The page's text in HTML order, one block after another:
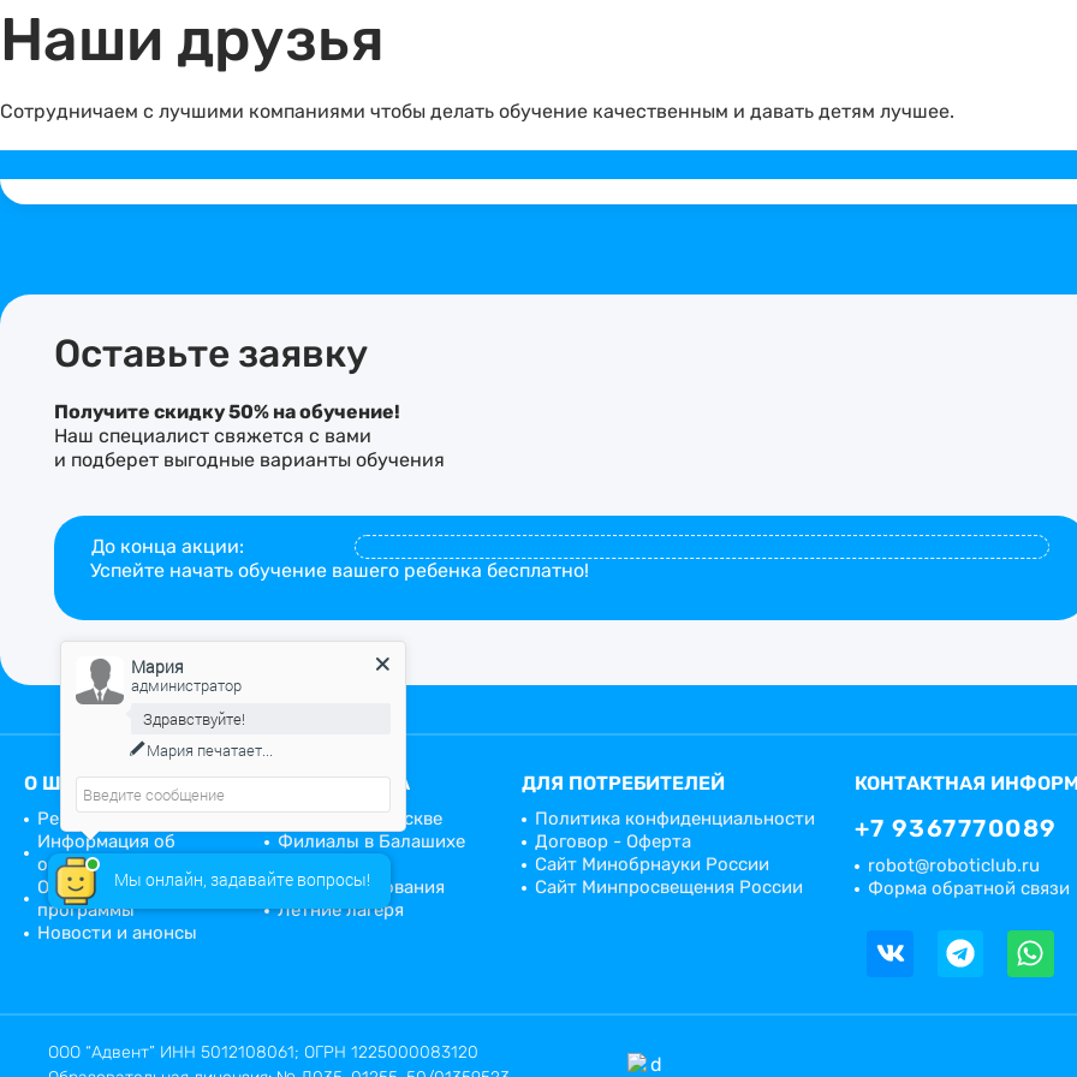
Наши друзья
Сотрудничаем с лучшими компаниями чтобы делать обучение качественным и давать детям лучшее.
Оставьте заявку
Получите скидку 50% на обучение!
Наш специалист свяжется с вами
и подберет выгодные варианты обучения
До конца акции:
Успейте начать обучение вашего ребенка бесплатно!
О ШКОЛЕ
Реквизиты компании
Информация об
организации
Образовательные
программы
Новости и анонсы
НАШИ АДРЕСА
Филиалы в Москве
Филиалы в Балашихе
программирования
Летние лагеря
ДЛЯ ПОТРЕБИТЕЛЕЙ
Политика конфиденциальности
Договор - Оферта
Сайт Минобрнауки России
Сайт Минпросвещения России
КОНТАКТНАЯ
+7 9367770089
robot@roboticlub.ru
Форма обратной связи
ООО “Адвент” ИНН 5012108061; ОГРН 1225000083120
Мы онлайн, задавайте вопросы!
Мария
администратор
Здравствуйте!
Мария печатает...